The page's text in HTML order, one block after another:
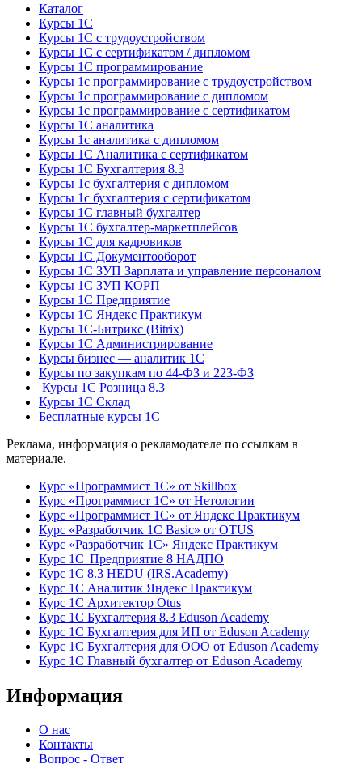
Каталог
Курсы 1С
Курсы 1С с трудоустройством
Курсы 1С с сертификатом / дипломом
Курсы 1С программирование
Курсы 1с программирование с трудоустройством
Курсы 1с программирование с дипломом
Курсы 1с программирование с сертификатом
Курсы 1С аналитика
Курсы 1с аналитика с дипломом
Курсы 1С Аналитика с сертификатом
Курсы 1С Бухгалтерия 8.3
Курсы 1с бухгалтерия с дипломом
Курсы 1с бухгалтерия с сертификатом
Курсы 1С главный бухгалтер
Курсы 1С бухгалтер-маркетплейсов
Курсы 1С для кадровиков
Курсы 1С Документооборот
Курсы 1С ЗУП Зарплата и управление персоналом
Курсы 1С ЗУП КОРП
Курсы 1С Предприятие
Курсы 1С Яндекс Практикум
Курсы 1С-Битрикс (Bitrix)
Курсы 1С Администрирование
Курсы бизнес — аналитик 1С
Курсы по закупкам по 44‑ФЗ и 223‑ФЗ
Курсы 1С Розница 8.3
Курсы 1С Склад
Бесплатные курсы 1С
Реклама, информация о рекламодателе по ссылкам в
материале.
Курс «Программист 1С» от Skillbox
Курс «Программист 1С» от Нетологии
Курс «Программист 1С» от Яндекс Практикум
Курс «Разработчик 1С Basic» от OTUS
Курс «Разработчик 1С» Яндекс Практикум
Курс 1С Предприятие 8 НАДПО
Курс 1С 8.3 HEDU (IRS.Academy)
Курс 1С Аналитик Яндекс Практикум
Курс 1С Архитектор Otus
Курс 1С Бухгалтерия 8.3 Eduson Academy
Курс 1С Бухгалтерия для ИП от Eduson Academy
Курс 1С Бухгалтерия для ООО от Eduson Academy
Курс 1С Главный бухгалтер от Eduson Academy
Информация
О нас
Контакты
Вопрос - Ответ